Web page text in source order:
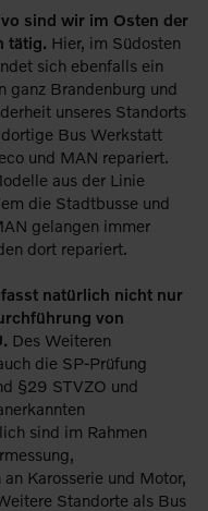
sind wir im Osten der
tätig. Hier, im Südosten
sich ebenfalls ein
ganz Brandenburg und
unseres Standorts
Bus Werkstatt
und MAN repariert.
aus der Linie
die Stadtbusse und
gelangen immer
dort repariert.
natürlich nicht nur
von
Des Weiteren
die SP-Prüfung
§29 STVZO und
sind im Rahmen
Karosserie und Motor,
Standorte als Bus